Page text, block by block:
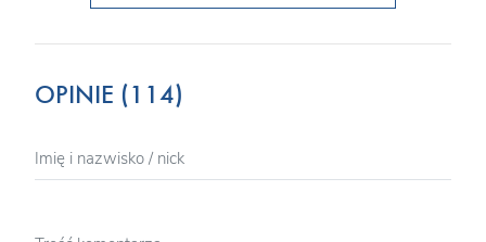
OPINIE (114)